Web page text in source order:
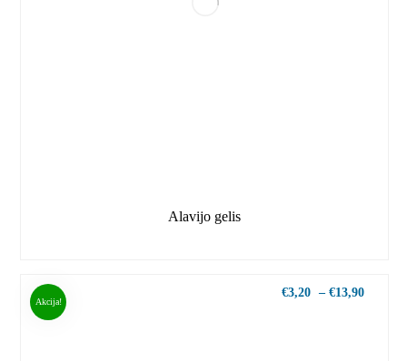
Alavijo gelis
Akcija!
€3,20 – €13,90